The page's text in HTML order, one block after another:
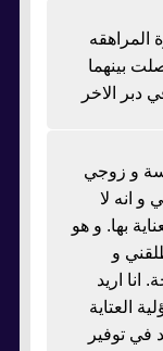
المراهقه
بينهما
دبر الاخر
و زوجي
و انه لا
بها. و هو
و
اريد
العتاية
في توفير